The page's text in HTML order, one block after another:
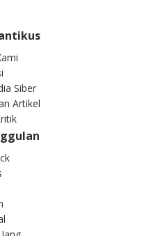
Siber
Artikel